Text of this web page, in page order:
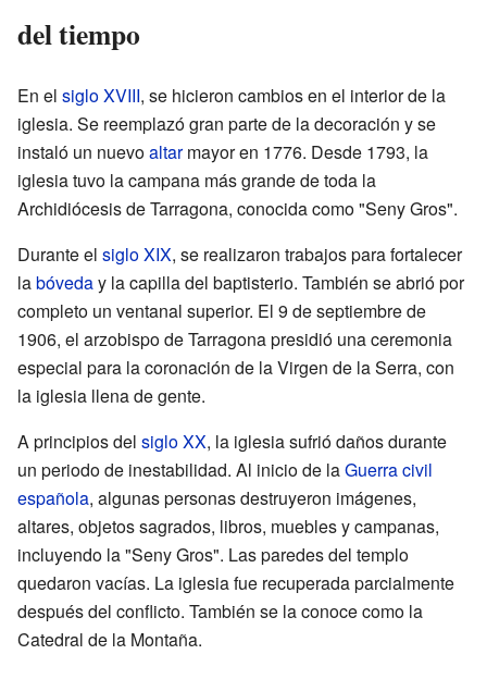
del tiempo
En el siglo XVIII, se hicieron cambios en el interior de la
iglesia. Se reemplazó gran parte de la decoración y se
instaló un nuevoaltarmayor en 1776. Desde 1793, la
iglesia tuvo la campana más grande de toda la
Archidiócesis de Tarragona, conocida como "Seny Gros".
Durante el siglo XIX, se realizaron trabajos para fortalecer
labóveday la capilla del baptisterio. También se abrió por
completo un ventanal superior. El 9 de septiembre de
1906, el arzobispo de Tarragona presidió una ceremonia
especial para la coronación de la Virgen de la Serra, con
la iglesia llena de gente.
A principios del siglo XX, la iglesia sufrió daños durante
un periodo de inestabilidad. Al inicio de laGuerra civil
española, algunas personas destruyeron imágenes,
altares, objetos sagrados, libros, muebles y campanas,
incluyendo la "Seny Gros". Las paredes del templo
quedaron vacías. La iglesia fue recuperada parcialmente
después del conflicto. También se la conoce como la
Catedral de la Montaña.